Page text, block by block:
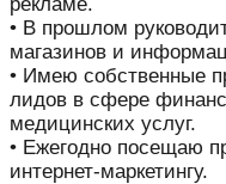
• В прошлом
магазинов и
• Имею собственные
лидов в сфере
медицинских услуг.
• Ежегодно посещаю
интернет-маркетингу.